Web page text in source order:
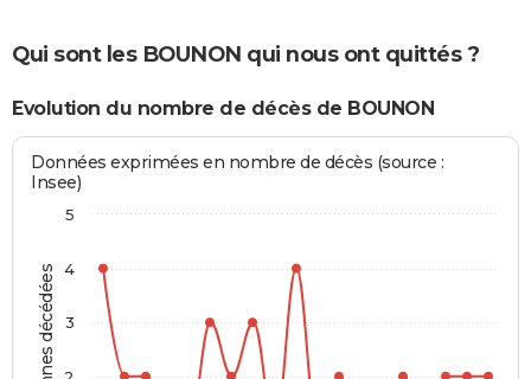
Qui sont les BOUNON qui nous ont quittés ?
Evolution du nombre de décès de BOUNON
Données exprimées en nombre de décès (source :
Insee)
3
4
5